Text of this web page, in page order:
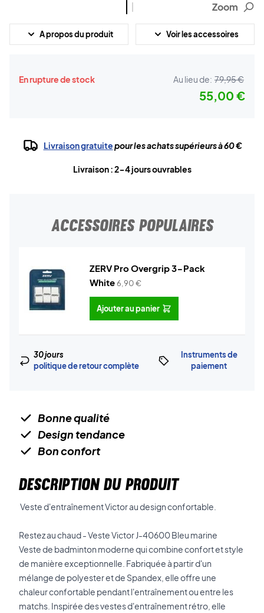
Zoom
A propos du produit Voir les accessoires
En rupture de stock Au lieu de: 79,95 €
55,00 €
Livraison gratuitepour les achats supérieurs à 60 €
Livraison : 2-4 jours ouvrables
ACCESSOIRES POPULAIRES
ZERV Pro Overgrip 3-Pack
White6,90€
Ajouter au panier
30 jours
politique de retour complète
Instruments de
paiement
Bonne qualité
Design tendance
Bon confort
DESCRIPTION DU PRODUIT
Veste d'entraînement Victor au design confortable.
Restez au chaud - Veste Victor J-40600 Bleu marine
Veste de badminton moderne qui combine confort et style
de manière exceptionnelle. Fabriquée à partir d'un
mélange de polyester et de Spandex, elle offre une
chaleur confortable pendant l'entraînement ou entre les
matchs. Inspirée des vestes d'entraînement rétro, elle